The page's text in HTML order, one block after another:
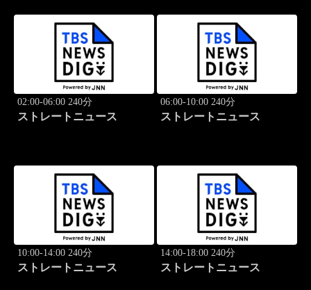
02:00-06:00 240分
ストレートニュース
06:00-10:00 240分
ストレートニュース
10:00-14:00 240分
ストレートニュース
14:00-18:00 240分
ストレートニュース